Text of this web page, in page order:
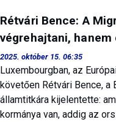
Rétvári Bence: A
végrehajtani,
2025. október 15. 06:35
Luxembourgban, az
követően Rétvári Bence,
államtitkára kijelentette:
kormánya van, addig az